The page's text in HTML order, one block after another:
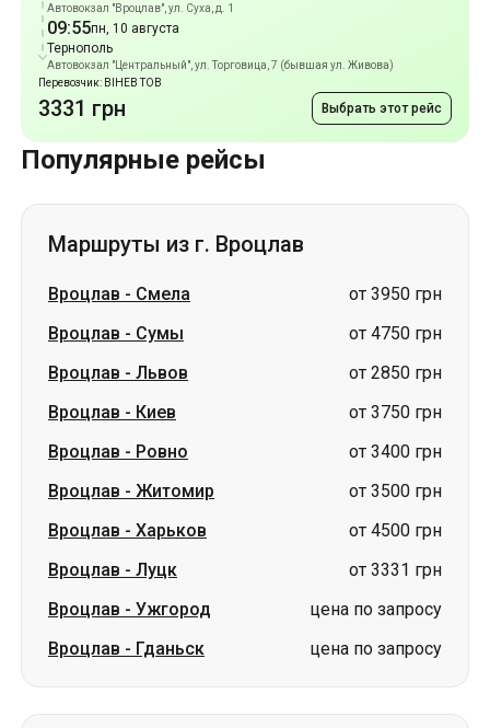
Автовокзал "Вроцлав", ул. Суха, д. 1
09:55пн, 10 августа
Тернополь
Автовокзал "Центральный", ул. Торговица, 7 (бывшая ул. Живова)
Перевозчик: ВІНЕВ ТОВ
3331 грн Выбрать этот рейс
Популярные рейсы
Маршруты из г. Вроцлав
Вроцлав - Смела
от 3950 грн
Вроцлав - Сумы
от 4750 грн
Вроцлав - Львов
от 2850 грн
Вроцлав - Киев
от 3750 грн
Вроцлав - Ровно
от 3400 грн
Вроцлав - Житомир
от 3500 грн
Вроцлав - Харьков
от 4500 грн
Вроцлав - Луцк
от 3331 грн
Вроцлав - Ужгород
цена по запросу
Вроцлав - Гданьск цена по запросу